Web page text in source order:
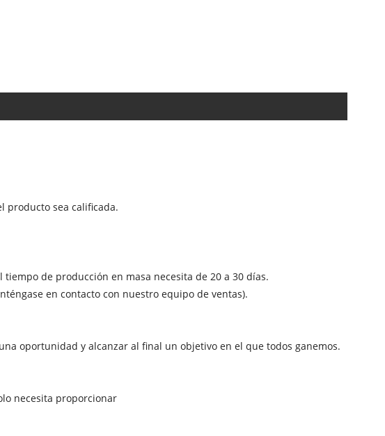
producto sea calificada.
de producción en masa necesita de 20 a 30 días.
en contacto con nuestro equipo de ventas).
oportunidad y alcanzar al final un objetivo en el que todos ganemos.
necesita proporcionar